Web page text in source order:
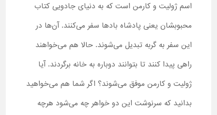
اسم ژولیت و کارمن است که به دنیای جادویی کتاب
محبوبشان یعنی پادشاه بادها سفر می‌کنند. آن‌ها در
این سفر به گربه تبدیل می‌شوند. حالا هم می‌خواهند
راهی پیدا کنند تا بتوانند دوباره به خانه برگردند. آیا
ژولیت و کارمن موفق می‌شوند؟ اگر شما هم می‌خواهید
بدانید که سرنوشت این دو خواهر چه می‌شود هرچه